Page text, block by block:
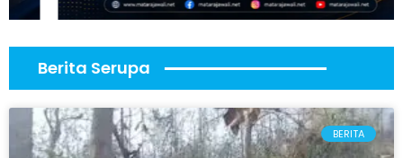
Berita Serupa
BERITA